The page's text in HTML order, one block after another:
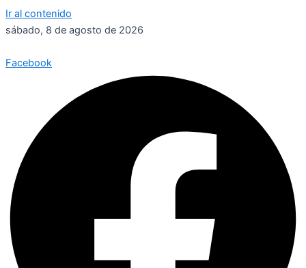
Ir al contenido
sábado, 8 de agosto de 2026
Facebook